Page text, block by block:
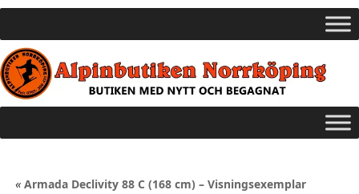
«Armada Declivity 88 C (168 cm) – Visningsexemplar